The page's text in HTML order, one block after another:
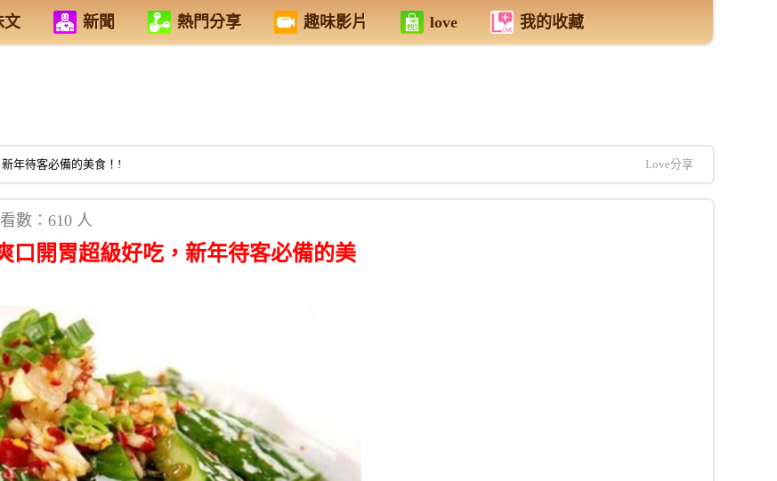
文 新聞 熱門分享 趣味影片 love 我的收藏
年待客必備的美食！! Love分享
數：610 人
口開胃超級好吃，新年待客必備的美